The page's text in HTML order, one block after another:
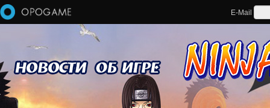
Перейти к основному содержанию
E-Mail